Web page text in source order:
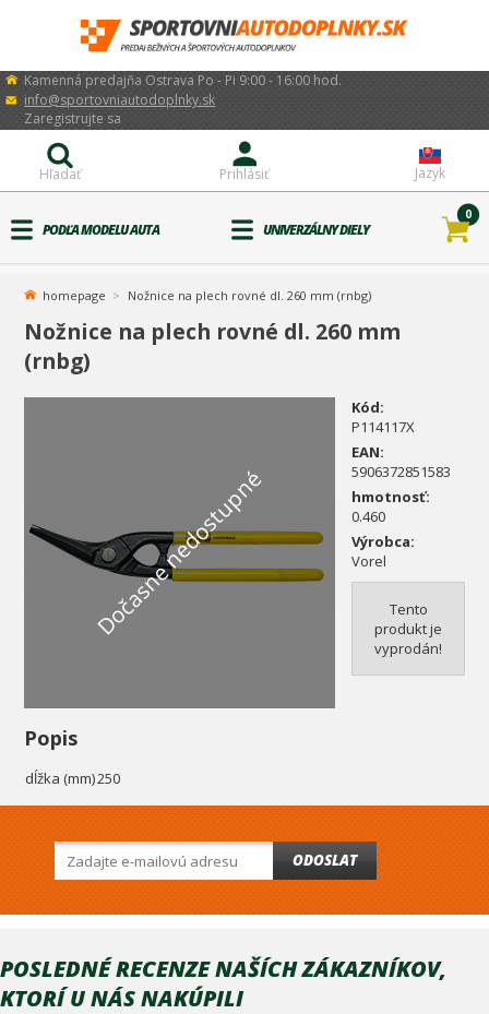
Kamenná predajňa Ostrava Po - Pi 9:00 - 16:00 hod.
info@sportovniautodoplnky.sk
Jazyk
Prihlásiť
Zaregistrujte sa
Hľadať
PODĽA MODELU AUTA UNIVERZÁLNY DIELY
0
homepage Nožnice na plech rovné dl. 260 mm (rnbg)
Nožnice na plech rovné dl. 260 mm
(rnbg)
Dočasne nedostupné
Kód:
P114117X
EAN:
5906372851583
hmotnosť:
0.460
Výrobca:
Vorel
Tento
produkt je
vyprodán!
Popis
dĺžka (mm)250
ODOSLAT
POSLEDNÉ RECENZE NAŠÍCH ZÁKAZNÍKOV,
KTORÍ U NÁS NAKÚPILI